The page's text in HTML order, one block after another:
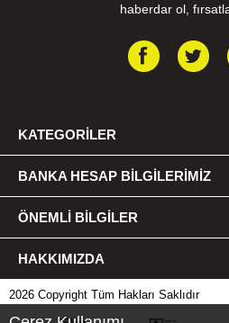
haberdar ol,
KATEGORILER
BANKA HESAP BILGILERIMIZ
ÖNEMLI BILGILER
HAKKIMIZDA
2026 Copyright Tüm Hakları Saklıdır